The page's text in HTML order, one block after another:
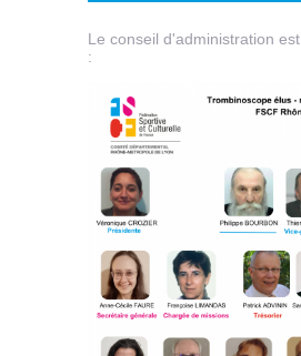
Le conseil d'administration
: